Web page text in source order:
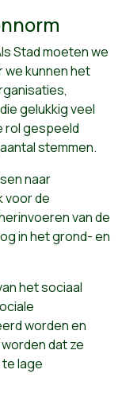
Stad moeten we
we kunnen het
gelukkig veel
rol gespeeld
stemmen.
naar
voor de
van de
in het grond- en
het sociaal
worden en
dat ze
lage